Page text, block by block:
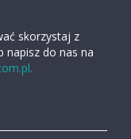
skorzystaj z
napisz do nas na